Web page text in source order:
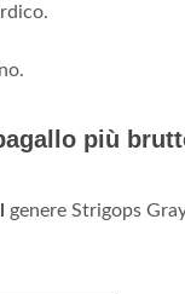
più
genere Strigops